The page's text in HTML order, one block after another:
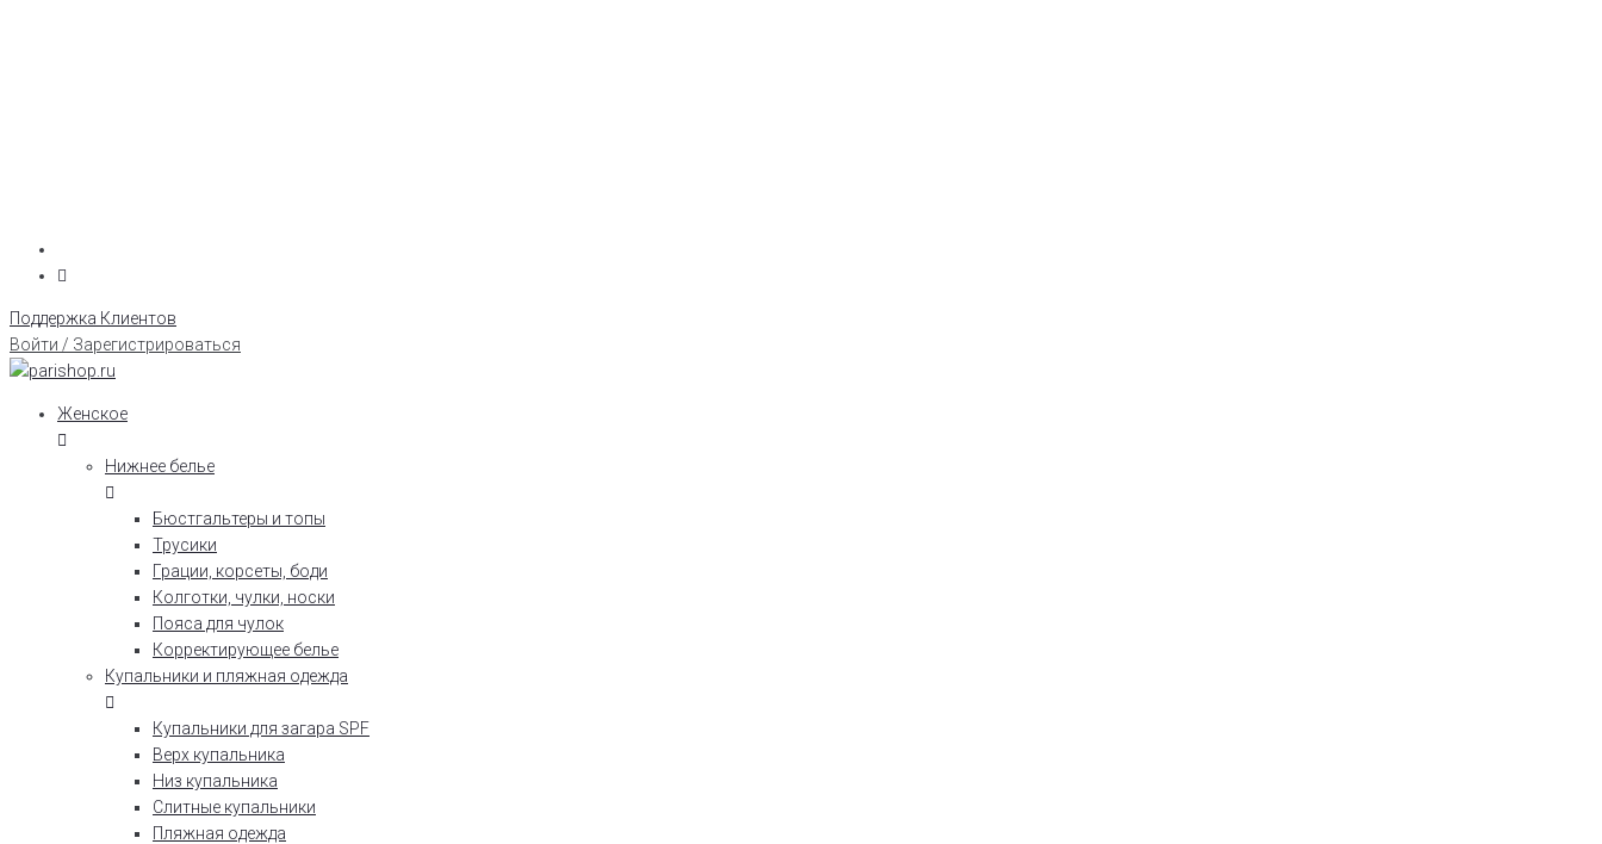
Поддержка Клиентов
Войти / Зарегистрироваться
Женское
Нижнее белье
Бюстгальтеры и топы
Трусики
Грации, корсеты, боди
Колготки, чулки, носки
Пояса для чулок
Корректирующее белье
Купальники и пляжная одежда
Купальники для загара SPF
Верх купальника
Низ купальника
Слитные купальники
Пляжная одежда